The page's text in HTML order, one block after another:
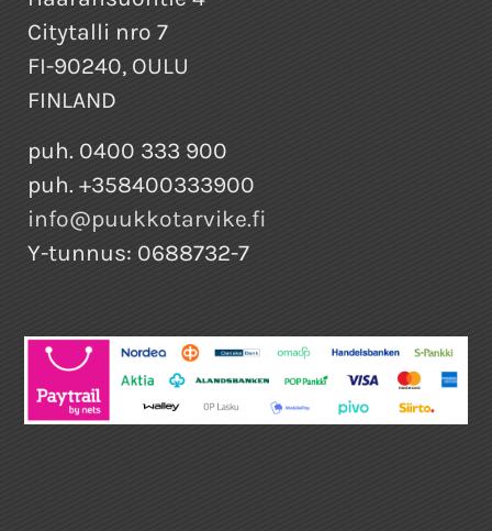
Citytalli nro 7
FI-90240, OULU
FINLAND
puh. 0400 333 900
puh. +358400333900
info@puukkotarvike.fi
Y-tunnus: 0688732-7